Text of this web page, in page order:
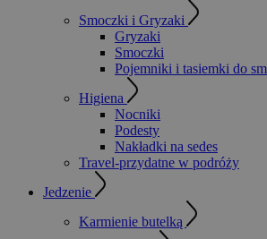
Smoczki i Gryzaki
Gryzaki
Smoczki
Pojemniki i tasiemki do
Higiena
Nocniki
Podesty
Nakładki na sedes
Travel-przydatne w podróży
Jedzenie
Karmienie butelką